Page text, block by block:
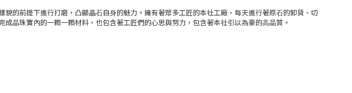
的前提下進⾏打磨，凸顯晶⽯⾃⾝的魅⼒。擁有著眾多⼯匠的本社⼯廠，每天進⾏著原⽯的卸貨、切
品珠寶內的⼀顆⼀顆材料，也包含著⼯匠們的⼼思與努⼒，包含著本社引以為豪的⾼品質。